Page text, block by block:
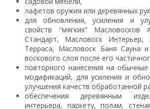
лафетов оружия или деревянных
для обновления, усиления и
свойств "мягких" Масловосков
Стандарт, Масловоск Интерьер,
Терраса, Масловоск Баня Сауна
воскового слоя после его
повторного нанесения на обычные
модификаций, для усиления и
улучшения качеств обработанной
обеспечения деревянным
интерьера, паркету, полам,